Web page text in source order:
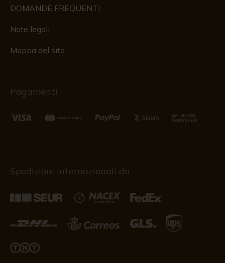
DOMANDE FREQUENTI
Note legali
Mappa del sito
Pagamenti
Spedizioni internazionali da